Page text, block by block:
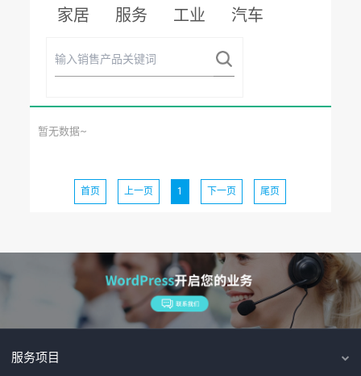
家居
服务 工业 汽车
暂无数据~
首页 上一页 1 下一页 尾页
服务项目